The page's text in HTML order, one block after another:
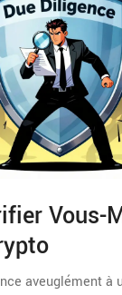
Vous-
aveuglément à